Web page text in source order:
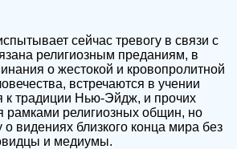
сейчас тревогу в связи с
религиозным преданиям, в
о жестокой и кровопролитной
встречаются в учении
к традиции Нью-Эйдж, и прочих
рамками религиозных общин, но
видениях близкого конца мира без
и медиумы.